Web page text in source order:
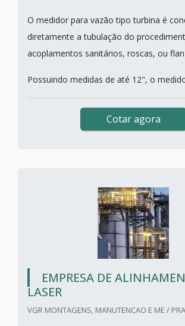
O medidor para vazão tipo turbina é
diretamente a tubulação do
acoplamentos sanitários, roscas, ou
Possuindo medidas de até 12", o
Cotar agora
EMPRESA DE
LASER
VGR MONTAGENS, MANUTENCAO E ME /